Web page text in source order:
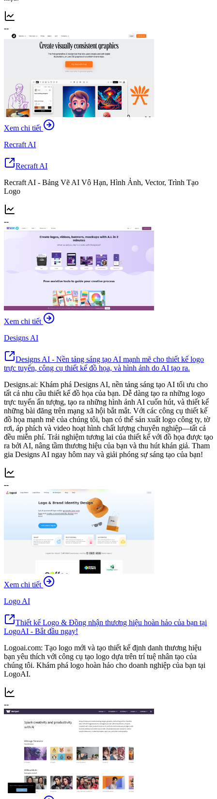
--
Xem chi tiết
Recraft AI
Recraft AI
Recraft AI - Bảng Vẽ AI Vô Hạn, Hình Ảnh, Vector, Trình Tạo
Logo
--
Xem chi tiết
Designs AI
Designs AI - Nền tảng sáng tạo AI mạnh mẽ cho thiết kế logo
trực tuyến, công cụ thiết kế đồ họa, và hình ảnh do AI tạo ra.
Designs.ai: Khám phá Designs AI, nền tảng sáng tạo AI tối ưu cho
tất cả nhu cầu thiết kế đồ họa của bạn. Dễ dàng tạo ra những logo
trực tuyến ấn tượng, tạo ra những hình ảnh AI cuốn hút, và thiết kế
những bài đăng trên mạng xã hội bắt mắt. Với các công cụ thiết kế
đồ họa mạnh mẽ của chúng tôi, bạn có thể sản xuất logo công ty, tờ
rơi, áp phích và video hoạt hình chất lượng chuyên nghiệp—tất cả
đều miễn phí. Trải nghiệm tương lai của thiết kế với đồ họa được tạo
ra bởi AI, nâng tầm thương hiệu của bạn và thu hút khán giả. Tham
gia Designs AI ngay hôm nay và giải phóng sự sáng tạo của bạn!
--
Xem chi tiết
Logo AI
Thiết kế Logo & Đồng nhận thương hiệu hoàn hảo của bạn tại
LogoAI - Bắt đầu ngay!
Logoai.com: Tạo logo mới và tạo thiết kế định danh thương hiệu
bạn yêu thích với công cụ tạo logo dựa trên trí tuệ nhân tạo của
chúng tôi. Khám phá logo hoàn hảo cho doanh nghiệp của bạn tại
LogoAI.
--